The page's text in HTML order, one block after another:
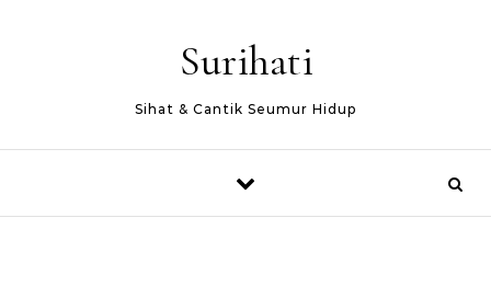
Surihati
Sihat & Cantik Seumur Hidup